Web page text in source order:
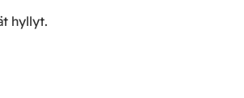
hyllyt.